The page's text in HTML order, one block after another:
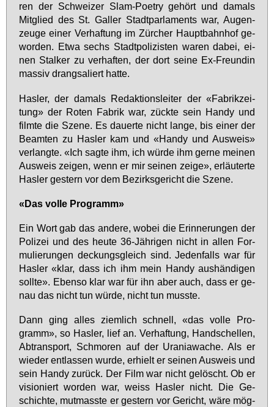
ren der Schwei­zer Slam-Poe­try ge­hört und da­mals
Mit­glied des St. Gal­ler Stadt­par­la­ments war, Au­gen­
zeu­ge ei­ner Ver­haf­tung im Zür­cher Haupt­bahn­hof ge­
wor­den. Et­wa sechs Stadt­po­li­zis­ten wa­ren da­bei, ei­
nen Stal­ker zu ver­haf­ten, der dort sei­ne Ex-Freun­din
mas­siv drang­sa­liert hat­te.
Has­ler, der da­mals Re­dak­ti­ons­lei­ter der «Fa­brik­zei­
tung» der Ro­ten Fa­brik war, zück­te sein Han­dy und
film­te die Sze­ne. Es dau­er­te nicht lan­ge, bis ei­ner der
Be­am­ten zu Has­ler kam und «Han­dy und Aus­weis»
ver­lang­te. «Ich sag­te ihm, ich wür­de ihm ger­ne mei­nen
Aus­weis zei­gen, wenn er mir sei­nen zei­ge», er­läu­ter­te
Has­ler ges­tern vor dem Be­zirks­ge­richt die Sze­ne.
«Das vol­le Pro­gramm»
Ein Wort gab das an­de­re, wo­bei die Er­in­ne­run­gen der
Po­li­zei und des heu­te 36-Jäh­ri­gen nicht in al­len For­
mu­lie­run­gen de­ckungs­gleich sind. Je­den­falls war für
Has­ler «klar, dass ich ihm mein Han­dy aus­hän­di­gen
soll­te». Eben­so klar war für ihn aber auch, dass er ge­
nau das nicht tun wür­de, nicht tun muss­te.
Dann ging al­les ziem­lich schnell, «das vol­le Pro­
gramm», so Has­ler, lief an. Ver­haf­tung, Hand­schel­len,
Ab­trans­port, Schmo­ren auf der Ura­nia­wa­che. Als er
wie­der ent­las­sen wur­de, er­hielt er sei­nen Aus­weis und
sein Han­dy zu­rück. Der Film war nicht ge­löscht. Ob er
vi­sio­niert wor­den war, weiss Has­ler nicht. Die Ge­
schich­te, mut­mass­te er ges­tern vor Ge­richt, wä­re mög­